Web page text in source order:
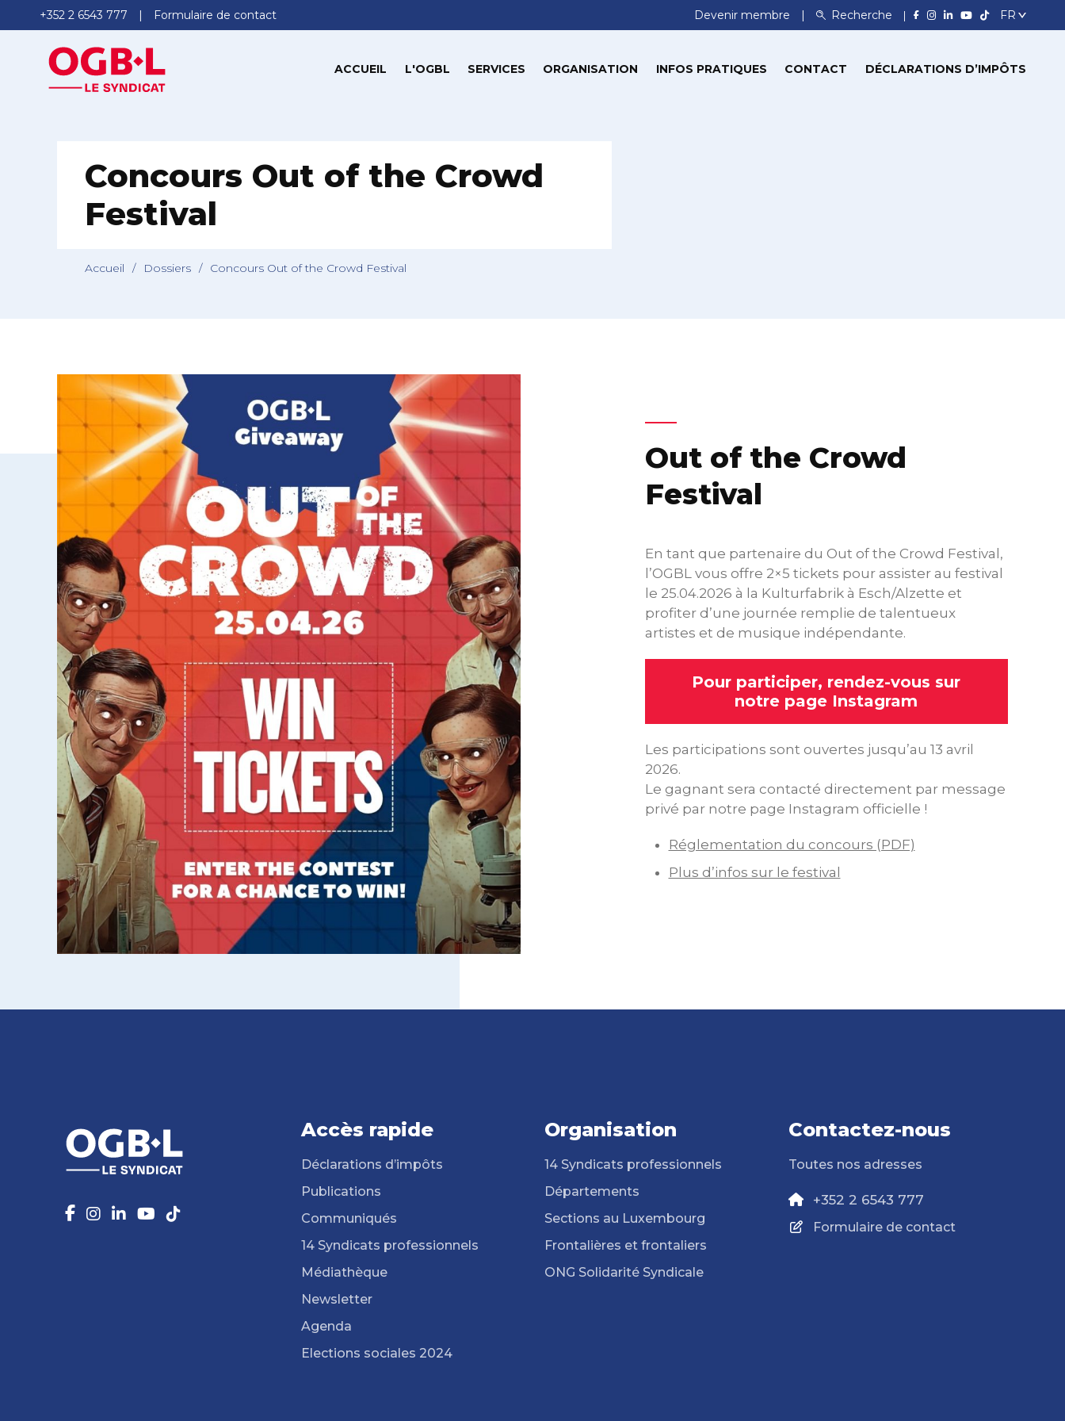
+352 2 6543 777 Formulaire de contact Devenir membre Recherche
ACCUEIL L'OGBL SERVICES ORGANISATION INFOS PRATIQUES CONTACT DÉCLARATIONS D’IMPÔTS
Concours Out of the Crowd
Festival
Accueil / Dossiers / Concours Out of the Crowd Festival
Out of the Crowd
Festival
En tant que partenaire du Out of the Crowd Festival,
l’OGBL vous offre 2×5 tickets pour assister au festival
le 25.04.2026 à la Kulturfabrik à Esch/Alzette et
profiter d’une journée remplie de talentueux
artistes et de musique indépendante.
Pour participer, rendez-vous sur
notre page Instagram
Les participations sont ouvertes jusqu’au 13 avril
2026.
Le gagnant sera contacté directement par message
privé par notre page Instagram officielle !
Réglementation du concours (PDF)
Plus d’infos sur le festival
Accès rapide
Déclarations d’impôts
Publications
Communiqués
14 Syndicats professionnels
Médiathèque
Newsletter
Agenda
Elections sociales 2024
Organisation
14 Syndicats professionnels
Départements
Sections au Luxembourg
Frontalières et frontaliers
ONG Solidarité Syndicale
Contactez-nous
Toutes nos adresses
+352 2 6543 777
Formulaire de contact